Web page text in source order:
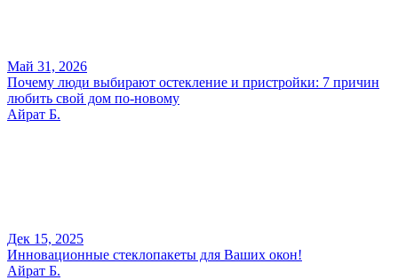
Май 31, 2026
Почему люди выбирают остекление и пристройки: 7 причин
любить свой дом по-новому
Айрат Б.
Дек 15, 2025
Инновационные стеклопакеты для Ваших окон!
Айрат Б.